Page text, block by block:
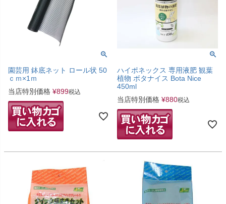
園芸用 鉢底ネット ロール状 50
ｃｍ×1ｍ
当店特別価格 ¥899税込
ハイポネックス 専用液肥 観葉
植物 ボタナイス Bota Nice
450ml
当店特別価格 ¥880税込